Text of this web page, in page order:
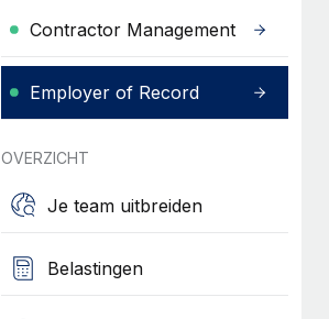
Contractor Management
Employer of Record
OVERZICHT
Je team uitbreiden
Belastingen